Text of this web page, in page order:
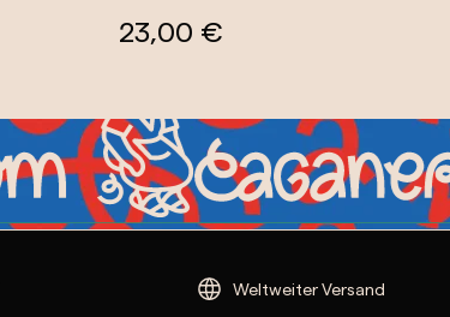
23,00 €
Weltweiter Versand